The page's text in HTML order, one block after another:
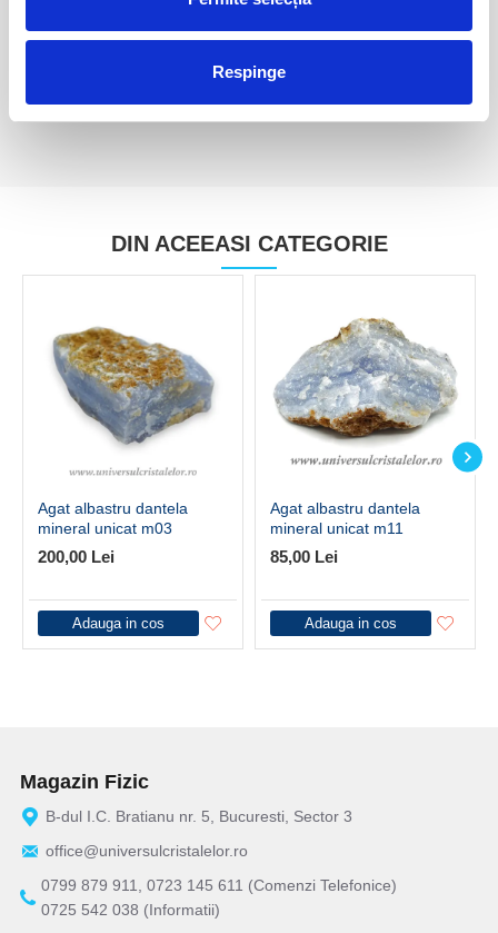
Respinge
Pandantiv calcedonie inima
30,00 Lei
Pandantiv calcedonie inima
30,00 Lei
DIN ACEEASI CATEGORIE
Agat albastru dantela
mineral unicat m03
200,00 Lei
Adauga in cos
Agat albastru dantela
mineral unicat m11
85,00 Lei
Adauga in cos
Magazin Fizic
B-dul I.C. Bratianu nr. 5, Bucuresti, Sector 3
office@universulcristalelor.ro
0799 879 911, 0723 145 611 (Comenzi Telefonice)
0725 542 038 (Informatii)